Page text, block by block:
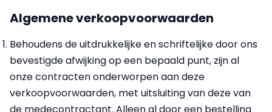
Algemene verkoopvoorwaarden
Behoudens de uitdrukkelijke en schriftelijke door ons
bevestigde afwijking op een bepaald punt, zijn al
onze contracten onderworpen aan deze
verkoopvoorwaarden, met uitsluiting van deze van